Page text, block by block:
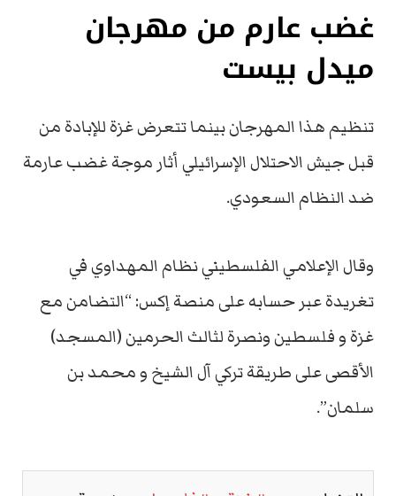
غضب عارم من مهرجان
ميدل بيست
تنظيم هذا المهرجان بينما تتعرض غزة للإبادة من
قبل جيش الاحتلال الإسرائيلي أثار موجة غضب عارمة
ضد النظام السعودي.
وقال الإعلامي الفلسطيني نظام المهداوي في
تغريدة عبر حسابه على منصة إكس: “التضامن مع
غزة و فلسطين ونصرة لثالث الحرمين (المسجد)
الأقصى على طريقة تركي آل الشيخ و محمد بن
سلمان”.